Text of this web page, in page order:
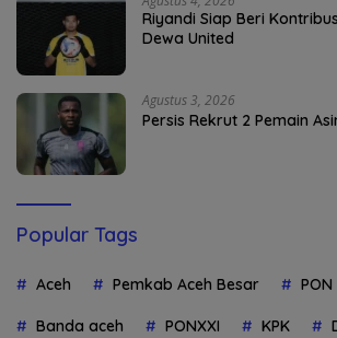
Riyandi Siap Beri
Dewa United
Agustus 3, 2026
Persis Rekrut 2 Pemain
Popular Tags
Aceh Pemkab Aceh Besar PON
Banda aceh PONXXI KPK